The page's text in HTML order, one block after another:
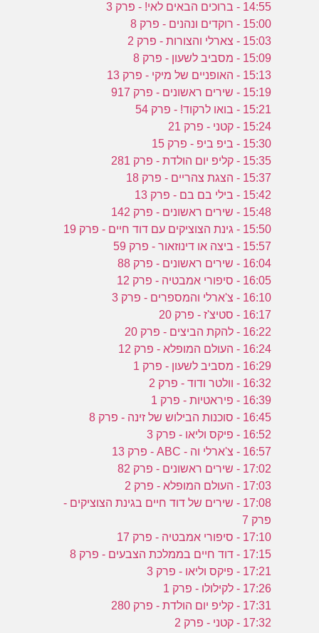
14:55 - ברוכים הבאים לאי! - פרק 3
15:00 - רוקדים ונהנים - פרק 8
15:03 - צארלי והצורות - פרק 2
15:09 - מסביב לשעון - פרק 8
15:13 - האופניים של מיקי - פרק 13
15:19 - שירים ראשונים - פרק 917
15:21 - בואו לרקוד! - פרק 54
15:24 - קטני - פרק 21
15:30 - ביפ ביפ - פרק 15
15:35 - קליפ יום הולדת - פרק 281
15:37 - הצגת צהריים - פרק 18
15:42 - בילי בם בם - פרק 13
15:48 - שירים ראשונים - פרק 142
15:50 - גינת הצוציקים עם דוד חיים - פרק 19
15:57 - ביצה או דינוזאור - פרק 59
16:04 - שירים ראשונים - פרק 88
16:05 - סיפורי אמבטיה - פרק 12
16:10 - צ'ארלי והמספרים - פרק 3
16:17 - סטיצ'ז - פרק 20
16:22 - להקת הביצים - פרק 20
16:24 - העולם המופלא - פרק 12
16:29 - מסביב לשעון - פרק 1
16:32 - וולטר ודוד - פרק 2
16:39 - פיראטיות - פרק 1
16:45 - סוכנות הבילוש של זינה - פרק 8
16:52 - פיקס וליאו - פרק 3
16:57 - צ'ארלי וה - ABC - פרק 13
17:02 - שירים ראשונים - פרק 82
17:03 - העולם המופלא - פרק 2
17:08 - שירים של דוד חיים בגינת הצוציקים -
פרק 7
17:10 - סיפורי אמבטיה - פרק 17
17:15 - דוד חיים בממלכת הצבעים - פרק 8
17:21 - פיקס וליאו - פרק 3
17:26 - לקילולו - פרק 1
17:31 - קליפ יום הולדת - פרק 280
17:32 - קטני - פרק 2